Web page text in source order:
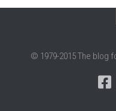
© 1979-2015 The blog